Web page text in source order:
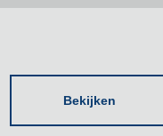
Bekijken